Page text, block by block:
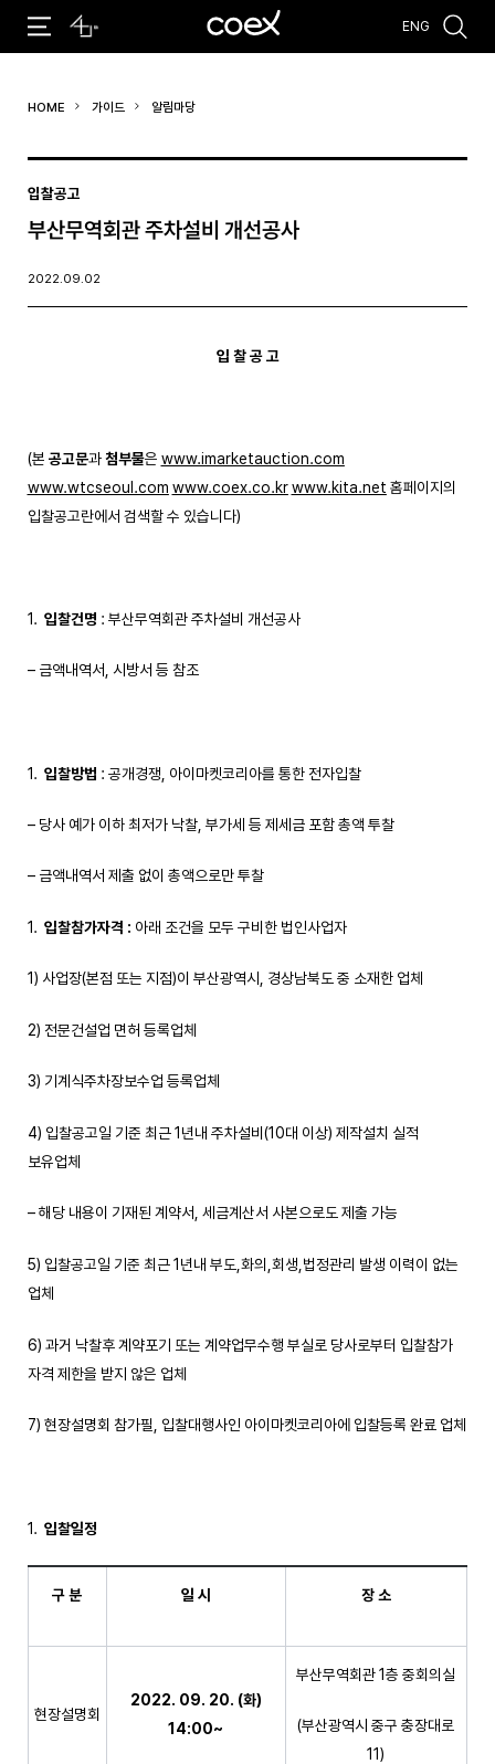
#코엑스 전시 #행사
ENG
HOME 가이드 알림마당
입찰공고
부산무역회관 주차설비 개선공사
2022.09.02
입 찰 공 고
(본 공고문과첨부물은 www.imarketauction.com
www.wtcseoul.com www.coex.co.kr www.kita.net 홈페이지의
입찰공고란에서 검색할 수 있습니다)
입찰건명 : 부산무역회관 주차설비 개선공사
– 금액내역서, 시방서 등 참조
입찰방법 : 공개경쟁, 아이마켓코리아를 통한 전자입찰
– 당사 예가 이하 최저가 낙찰, 부가세 등 제세금 포함 총액 투찰
– 금액내역서 제출 없이 총액으로만 투찰
입찰참가자격 : 아래 조건을 모두 구비한 법인사업자
1) 사업장(본점 또는 지점)이 부산광역시, 경상남북도 중 소재한 업체
2) 전문건설업 면허 등록업체
3) 기계식주차장보수업 등록업체
4) 입찰공고일 기준 최근 1년내 주차설비(10대 이상) 제작설치 실적
보유업체
– 해당 내용이 기재된 계약서, 세금계산서 사본으로도 제출 가능
5) 입찰공고일 기준 최근 1년내 부도,화의,회생,법정관리 발생 이력이 없는
업체
6) 과거 낙찰후 계약포기 또는 계약업무수행 부실로 당사로부터 입찰참가
자격 제한을 받지 않은 업체
7) 현장설명회 참가필, 입찰대행사인 아이마켓코리아에 입찰등록 완료 업체
입찰일정
구 분 일 시 장 소
현장설명회
2022. 09. 20. (화)
14:00~
부산무역회관 1층 중회의실
(부산광역시 중구 충장대로
11)